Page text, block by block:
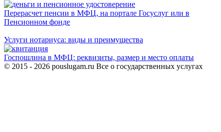
Перерасчет пенсии в МФЦ, на портале Госуслуг или в
Пенсионном фонде
Услуги нотариуса: виды и преимущества
Госпошлина в МФЦ: реквизиты, размер и место оплаты
© 2015 - 2026 pouslugam.ru Все о государственных услугах